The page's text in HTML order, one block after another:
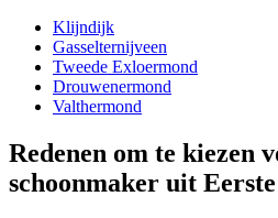
Klijndijk
Gasselternijveen
Tweede Exloermond
Drouwenermond
Valthermond
Redenen om te kiezen
schoonmaker uit